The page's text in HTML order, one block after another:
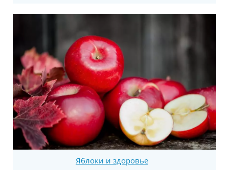
Яблоки и здоровье